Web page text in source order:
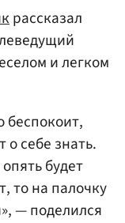
рассказал
и легком
беспокоит,
о себе знать.
будет
то на палочку
— поделился